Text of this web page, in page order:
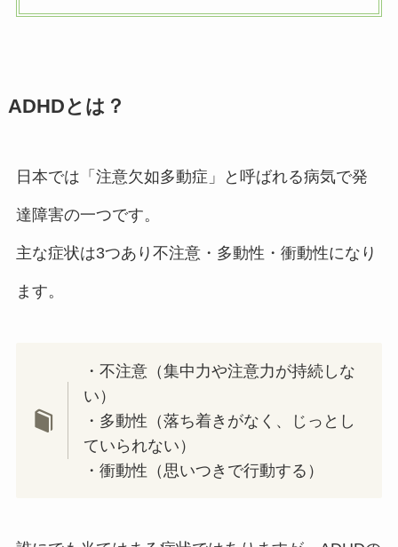
ADHDとは？
日本では「注意欠如多動症」と呼ばれる病気で発
達障害の一つです。
主な症状は3つあり不注意・多動性・衝動性になり
ます。
・不注意（集中力や注意力が持続しな
い）
・多動性（落ち着きがなく、じっとし
ていられない）
・衝動性（思いつきで行動する）